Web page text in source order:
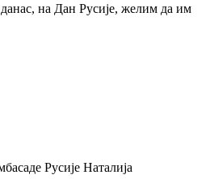
на Дан Русије, желим да им
Русије Наталија